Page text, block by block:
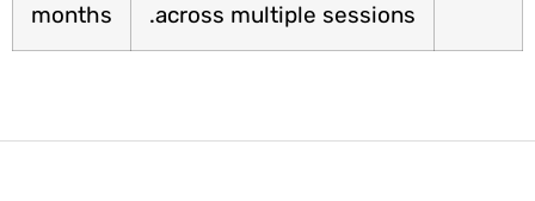
across multiple sessions.
months